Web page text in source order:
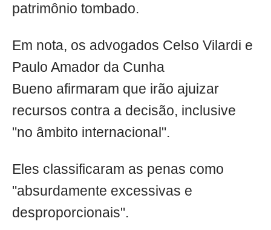
patrimônio tombado.
Em nota, os advogados Celso Vilardi e
Paulo Amador da Cunha
Bueno afirmaram que irão ajuizar
recursos contra a decisão, inclusive
"no âmbito internacional".
Eles classificaram as penas como
"absurdamente excessivas e
desproporcionais".